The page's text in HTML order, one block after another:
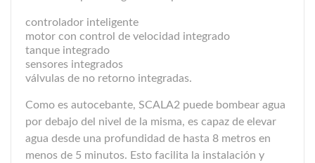
controlador inteligente
motor con control de velocidad integrado
tanque integrado
sensores integrados
válvulas de no retorno integradas.
Como es autocebante, SCALA2 puede bombear agua
por debajo del nivel de la misma, es capaz de elevar
agua desde una profundidad de hasta 8 metros en
menos de 5 minutos. Esto facilita la instalación y